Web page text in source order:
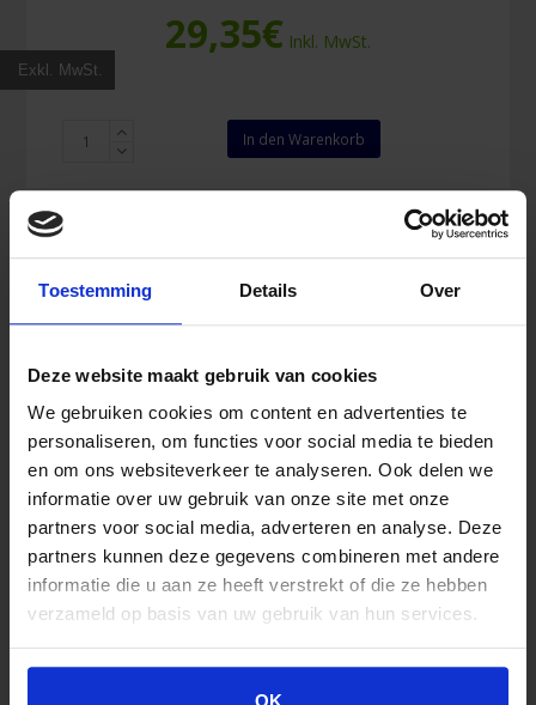
Toestemming Details Over
Deze website maakt gebruik van cookies
We gebruiken cookies om content en advertenties te
personaliseren, om functies voor social media te bieden
en om ons websiteverkeer te analyseren. Ook delen we
informatie over uw gebruik van onze site met onze
partners voor social media, adverteren en analyse. Deze
partners kunnen deze gegevens combineren met andere
informatie die u aan ze heeft verstrekt of die ze hebben
verzameld op basis van uw gebruik van hun services.
OK
Exkl. MwSt.
29,35€ Inkl. MwSt.
Verbandkasten
Inhalt
Menge
In den Warenkorb
Verbandkoffer B Orange (leer)